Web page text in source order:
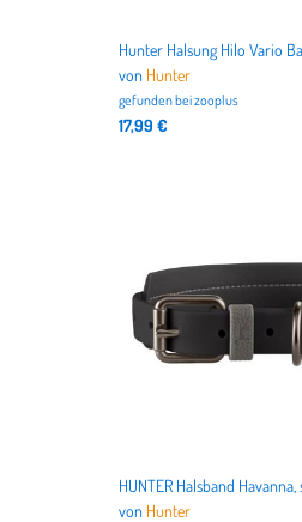
von Hunter
gefunden beizooplus
17,99 €
von Hunter